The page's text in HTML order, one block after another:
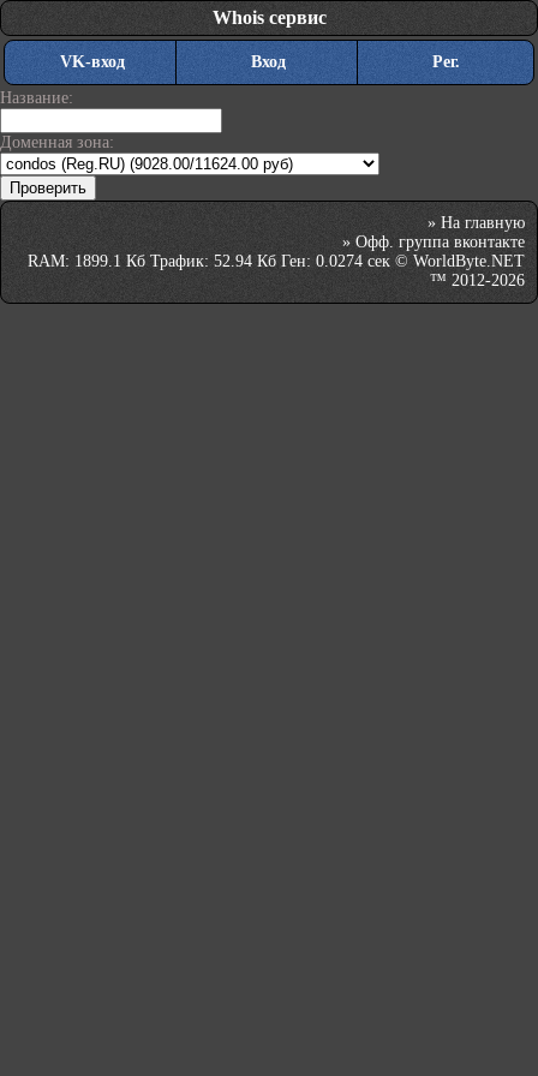
Whois сервис
VK-вход Вход
Рег.
Название:
Доменная зона:
» На главную
» Офф. группа вконтакте
RAM: 1899.1 Кб Трафик: 52.94 Кб Ген: 0.0274 сек © WorldByte.NET
™ 2012-2026